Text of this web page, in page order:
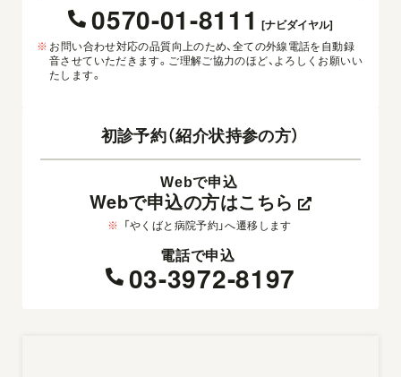
0570-01-8111 [ナビダイヤル]
※ お問い合わせ対応の品質向上のため、全ての外線電話を自動録
音させていただきます。ご理解ご協力のほど、よろしくお願いい
たします。
初診予約（紹介状持参の方）
Webで申込
Webで申込の方はこちら
※ 「やくばと病院予約」へ遷移します
電話で申込
03-3972-8197